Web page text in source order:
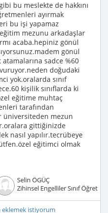
bu meslekte de hakkını
ayırmak
bu işi yapamaz
mezunu arkadaşlar
acaba.hepiniz gönül
gönül
sadce %60
doğudaki
yok.oralarda sınıf
kişilik sınıflarda ki
eğitime muhtaç
tarafından
üniversiteden mezun
gittiğinizde
nasıl yapılır.tecrübeye
eğitimci olmak
Selin ÖGÜÇ
Zihinsel Engelliler Sınıf
istiyorum